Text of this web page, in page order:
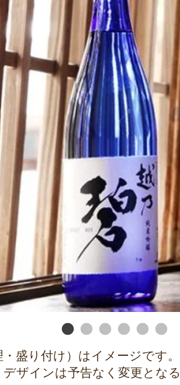
盛り付け）はイメージです。
ザインは予告なく変更とな